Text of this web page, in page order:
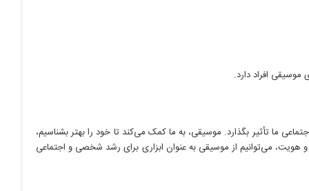
افراد دارد.
ما تأثیر بگذارد. موسیقی، به ما کمک می‌کند تا خود را بهتر بشناسیم،
و هویت، می‌توانیم از موسیقی به عنوان ابزاری برای رشد شخصی و اجتماعی